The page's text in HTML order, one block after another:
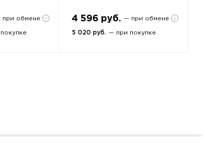
при обмене 4 596 руб. — при обмене
5 020 руб. — при покупке